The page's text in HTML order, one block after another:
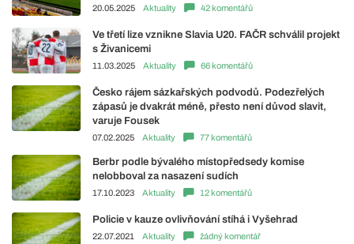
20.05.2025 Aktuality 42 komentářů
Ve třetí lize vznikne Slavia U20. FAČR schválil projekt
s Živanicemi
11.03.2025 Aktuality 66 komentářů
Česko rájem sázkařských podvodů. Podezřelých
zápasů je dvakrát méně, přesto není důvod slavit,
varuje Fousek
07.02.2025 Aktuality 77 komentářů
Berbr podle bývalého místopředsedy komise
nelobboval za nasazení sudích
17.10.2023 Aktuality 12 komentářů
Policie v kauze ovlivňování stíhá i Vyšehrad
22.07.2021 Aktuality žádný komentář